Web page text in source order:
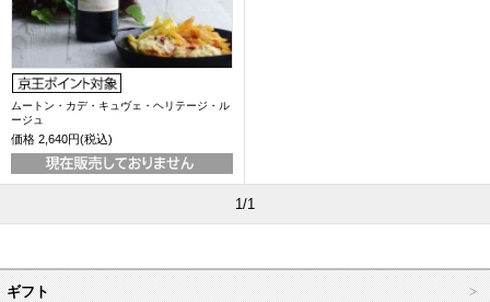
ムートン・カデ・キュヴェ・ヘリテージ・ル
ージュ
価格 2,640円(税込)
1/1
ギフト